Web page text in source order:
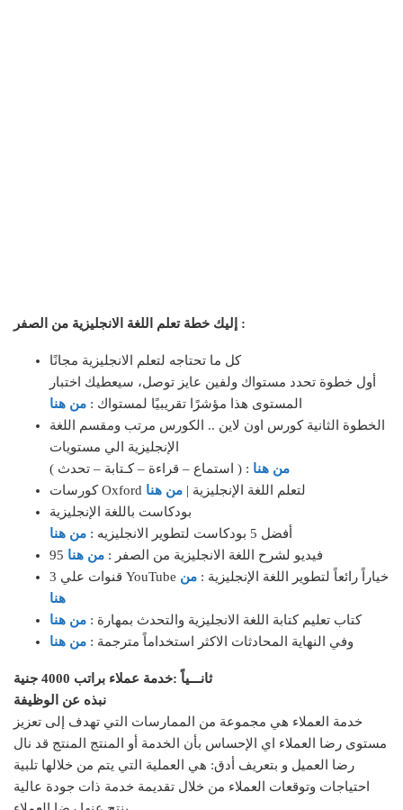
إليك خطة تعلم اللغة الانجليزية من الصفر :
كل ما تحتاجه لتعلم الانجليزية مجانًا
أول خطوة تحدد مستواك ولفين عايز توصل، سيعطيك اختبار
المستوى هذا مؤشرًا تقريبيًا لمستواك : من هنا
الخطوة الثانية كورس اون لاين .. الكورس مرتب ومقسم اللغة
الإنجليزية الي مستويات
( استماع – قراءة – كـتابة – تحدث ) : من هنا
كورسات Oxford لتعلم اللغة الإنجليزية | من هنا
بودكاست باللغة الإنجليزية
أفضل 5 بودكاست لتطوير الانجليزيه :
من هنا
95 فيديو لشرح اللغة الانجليزية من الصفر : من هنا
3 قنوات علي YouTube خياراً رائعاً لتطوير اللغة الإنجليزية : من
هنا
كتاب تعليم كتابة اللغة الانجليزية والتحدث بمهارة : من هنا
وفي النهاية المحادثات الاكثر استخداماً مترجمة : من هنا
ثانـــياً :خدمة عملاء براتب 4000 جنية
نبذه عن الوظيفة
خدمة العملاء هي مجموعة من الممارسات التي تهدف إلى تعزيز
مستوى رضا العملاء اي الإحساس بأن الخدمة أو المنتج المنتج قد نال
رضا العميل و بتعريف أدق: هي العملية التي يتم من خلالها تلبية
احتياجات وتوقعات العملاء من خلال تقديمة خدمة ذات جودة عالية